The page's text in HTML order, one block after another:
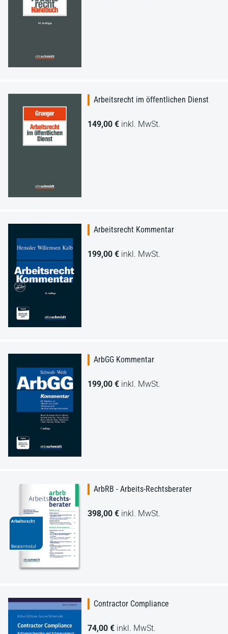
Arbeitsrecht im öffentlichen Dienst
149,00 € inkl. MwSt.
Arbeitsrecht Kommentar
199,00 € inkl. MwSt.
ArbGG Kommentar
199,00 € inkl. MwSt.
ArbRB - Arbeits-Rechtsberater
398,00 € inkl. MwSt.
Contractor Compliance
74,00 € inkl. MwSt.